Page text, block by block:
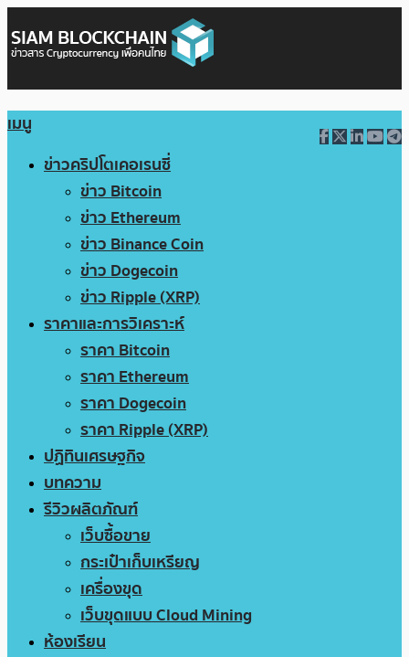
เมนู
ข่าวคริปโตเคอเรนซี่
ข่าว Bitcoin
ข่าว Ethereum
ข่าว Binance Coin
ข่าว Dogecoin
ข่าว Ripple (XRP)
ราคาและการวิเคราะห์
ราคา Bitcoin
ราคา Ethereum
ราคา Dogecoin
ราคา Ripple (XRP)
ปฏิทินเศรษฐกิจ
บทความ
รีวิวผลิตภัณฑ์
เว็บซื้อขาย
กระเป๋าเก็บเหรียญ
เครื่องขุด
เว็บขุดแบบ Cloud Mining
ห้องเรียน